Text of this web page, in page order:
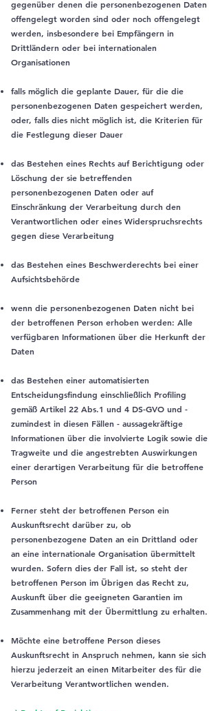
gegenüber denen die personenbezogenen Daten
offengelegt worden sind oder noch offengelegt
werden, insbesondere bei Empfängern in
Drittländern oder bei internationalen
Organisationen
falls möglich die geplante Dauer, für die die
personenbezogenen Daten gespeichert werden,
oder, falls dies nicht möglich ist, die Kriterien für
die Festlegung dieser Dauer
das Bestehen eines Rechts auf Berichtigung oder
Löschung der sie betreffenden
personenbezogenen Daten oder auf
Einschränkung der Verarbeitung durch den
Verantwortlichen oder eines Widerspruchsrechts
gegen diese Verarbeitung
das Bestehen eines Beschwerderechts bei einer
Aufsichtsbehörde
wenn die personenbezogenen Daten nicht bei
der betroffenen Person erhoben werden: Alle
verfügbaren Informationen über die Herkunft der
Daten
das Bestehen einer automatisierten
Entscheidungsfindung einschließlich Profiling
gemäß Artikel 22 Abs.1 und 4 DS-GVO und -
zumindest in diesen Fällen - aussagekräftige
Informationen über die involvierte Logik sowie die
Tragweite und die angestrebten Auswirkungen
einer derartigen Verarbeitung für die betroffene
Person
Ferner steht der betroffenen Person ein
Auskunftsrecht darüber zu, ob
personenbezogene Daten an ein Drittland oder
an eine internationale Organisation übermittelt
wurden. Sofern dies der Fall ist, so steht der
betroffenen Person im Übrigen das Recht zu,
Auskunft über die geeigneten Garantien im
Zusammenhang mit der Übermittlung zu erhalten.
Möchte eine betroffene Person dieses
Auskunftsrecht in Anspruch nehmen, kann sie sich
hierzu jederzeit an einen Mitarbeiter des für die
Verarbeitung Verantwortlichen wenden.